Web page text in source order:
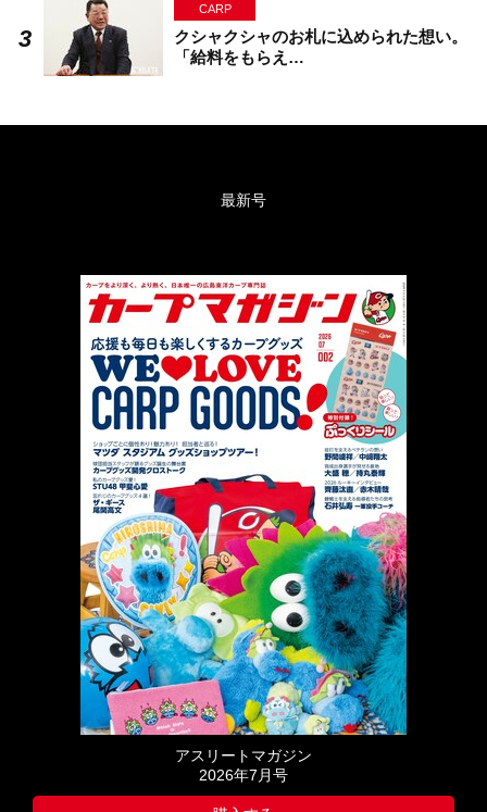
CARP
クシャクシャのお札に込められた想い。
「給料をもらえ…
最新号
アスリートマガジン
2026年7月号